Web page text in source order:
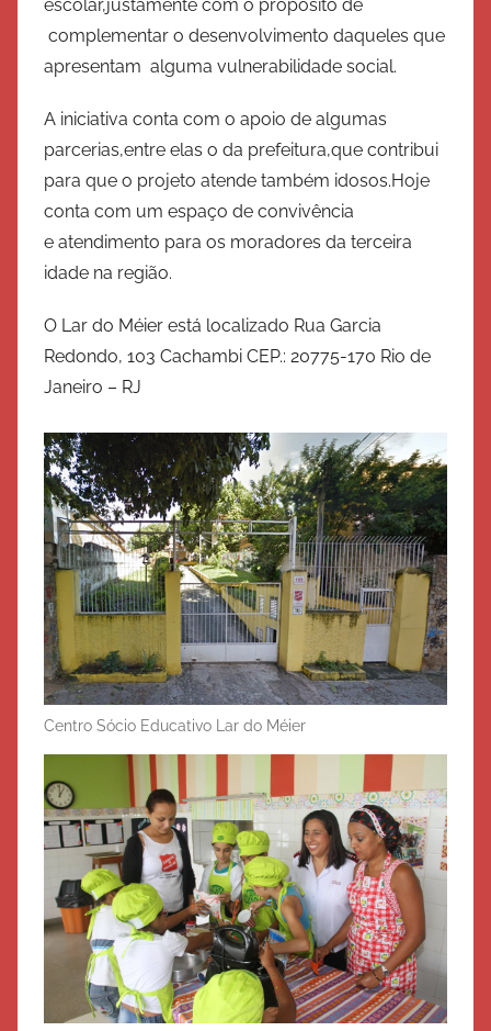
escolar,justamente com o propósito de
complementar o desenvolvimento daqueles que
apresentam alguma vulnerabilidade social.
A iniciativa conta com o apoio de algumas
parcerias,entre elas o da prefeitura,que contribui
para que o projeto atende também idosos.Hoje
conta com um espaço de convivência
e atendimento para os moradores da terceira
idade na região.
O Lar do Méier está localizado Rua Garcia
Redondo, 103 Cachambi CEP.: 20775-170 Rio de
Janeiro – RJ
Centro Sócio Educativo Lar do Méier